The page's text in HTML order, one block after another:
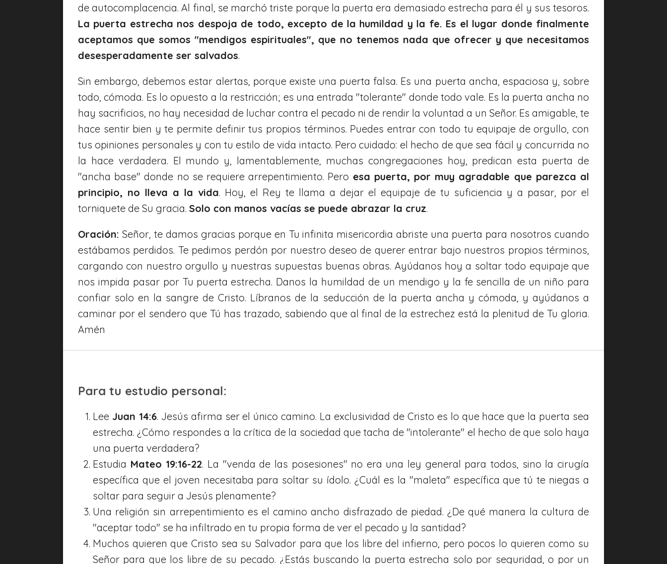
de autocomplacencia. Al final, se marchó triste porque la puerta era demasiado estrecha para él y sus tesoros.
La puerta estrecha nos despoja de todo, excepto de la humildad y la fe. Es el lugar donde finalmente
aceptamos que somos "mendigos espirituales", que no tenemos nada que ofrecer y que necesitamos
desesperadamente ser salvados.
Sin embargo, debemos estar alertas, porque existe una puerta falsa. Es una puerta ancha, espaciosa y, sobre
todo, cómoda. Es lo opuesto a la restricción; es una entrada "tolerante" donde todo vale. Es la puerta ancha no
hay sacrificios, no hay necesidad de luchar contra el pecado ni de rendir la voluntad a un Señor. Es amigable, te
hace sentir bien y te permite definir tus propios términos. Puedes entrar con todo tu equipaje de orgullo, con
tus opiniones personales y con tu estilo de vida intacto. Pero cuidado: el hecho de que sea fácil y concurrida no
la hace verdadera. El mundo y, lamentablemente, muchas congregaciones hoy, predican esta puerta de
"ancha base" donde no se requiere arrepentimiento. Pero esa puerta, por muy agradable que parezca al
principio, no lleva a la vida. Hoy, el Rey te llama a dejar el equipaje de tu suficiencia y a pasar, por el
torniquete de Su gracia. Solo con manos vacías se puede abrazar la cruz.
Oración: Señor, te damos gracias porque en Tu infinita misericordia abriste una puerta para nosotros cuando
estábamos perdidos. Te pedimos perdón por nuestro deseo de querer entrar bajo nuestros propios términos,
cargando con nuestro orgullo y nuestras supuestas buenas obras. Ayúdanos hoy a soltar todo equipaje que
nos impida pasar por Tu puerta estrecha. Danos la humildad de un mendigo y la fe sencilla de un niño para
confiar solo en la sangre de Cristo. Líbranos de la seducción de la puerta ancha y cómoda, y ayúdanos a
caminar por el sendero que Tú has trazado, sabiendo que al final de la estrechez está la plenitud de Tu gloria.
Amén
Para tu estudio personal:
Lee Juan 14:6. Jesús afirma ser el único camino. La exclusividad de Cristo es lo que hace que la puerta sea
estrecha. ¿Cómo respondes a la crítica de la sociedad que tacha de "intolerante" el hecho de que solo haya
una puerta verdadera?
Estudia Mateo 19:16-22. La "venda de las posesiones" no era una ley general para todos, sino la cirugía
específica que el joven necesitaba para soltar su ídolo. ¿Cuál es la "maleta" específica que tú te niegas a
soltar para seguir a Jesús plenamente?
Una religión sin arrepentimiento es el camino ancho disfrazado de piedad. ¿De qué manera la cultura de
"aceptar todo" se ha infiltrado en tu propia forma de ver el pecado y la santidad?
Muchos quieren que Cristo sea su Salvador para que los libre del infierno, pero pocos lo quieren como su
Señor para que los libre de su pecado. ¿Estás buscando la puerta estrecha solo por seguridad, o por un